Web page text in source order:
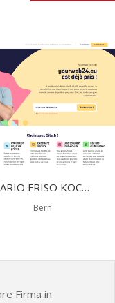
MARIO FRISO KOCHKUNST
Bern
Firma in